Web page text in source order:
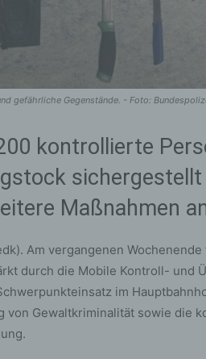
gefährliche Gegenstände. - Foto:
kontrollierte
Maßnahmen
Am vergangenen
durch die Mobile Kontroll- und
im
von Gewaltkriminalität sowie die